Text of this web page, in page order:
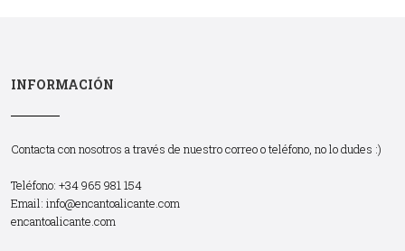
INFORMACIÓN
Contacta con nosotros a través de nuestro correo o teléfono, no lo dudes :)
Teléfono: +34 965 981 154
Email: info@encantoalicante.com
encantoalicante.com